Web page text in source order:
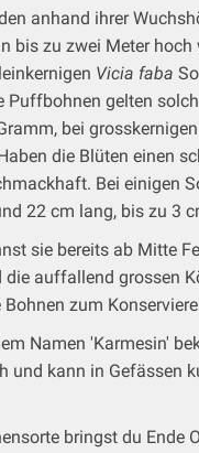
anhand ihrer
bis zu zwei Meter
Vicia faba
gelten
bei
die Blüten einen
Bei einigen
22 cm lang, bis zu 3
sie bereits ab Mitte
auffallend grossen
zum
Namen 'Karmesin'
kann in Gefässen
bringst du